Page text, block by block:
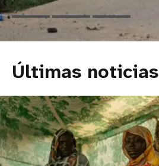
Últimas noticias